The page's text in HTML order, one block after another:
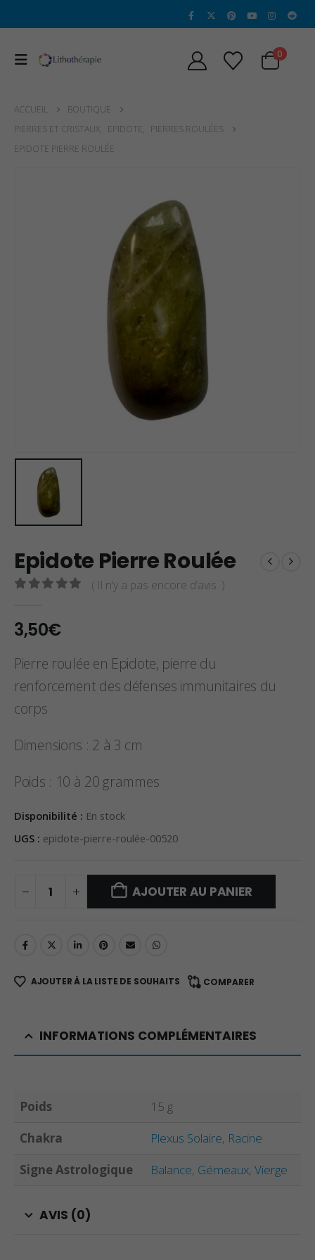
0
ACCUEIL
BOUTIQUE
PIERRES ET CRISTAUX, EPIDOTE, PIERRES ROULÉES
EPIDOTE PIERRE ROULÉE
Epidote Pierre Roulée
( Il n’y a pas encore d’avis. )
3,50€
Pierre roulée en Epidote, pierre du
renforcement des défenses immunitaires du
corps
Dimensions : 2 à 3 cm
Poids : 10 à 20 grammes
Disponibilité : En stock
UGS : epidote-pierre-roulée-00520
AJOUTER AU PANIER
AJOUTER À LA LISTE DE SOUHAITS COMPARER
INFORMATIONS COMPLÉMENTAIRES
Poids
15 g
Chakra
Plexus Solaire, Racine
Signe Astrologique
Balance, Gémeaux, Vierge
AVIS (0)